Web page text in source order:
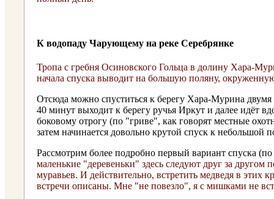
К водопаду Чарующему на реке Серебрянке
Тропа с гребня Осиновского Гольца в долину Хара-
начала спуска выводит на большую поляну,
Отсюда можно спуститься к берегу Хара-Мурина
40 минут выходит к берегу ручья Иркут и далее идёт
боковому отрогу (по "гриве", как говорят местные
затем начинается довольно крутой спуск к небольшой
Рассмотрим более подробно первый вариант спуска
маленькие "деревеньки" здесь следуют друг за
муравьев. И действительно, встретить медведя в этих
встречи описаны. Мне "не повезло", я с мишками не